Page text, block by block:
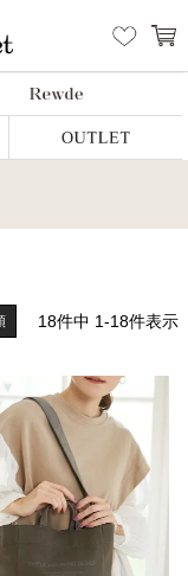
18件中 1-18件表示